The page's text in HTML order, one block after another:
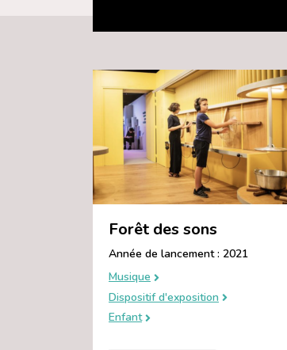
Forêt des sons
Année de lancement : 2021
Musique
Dispositif d'exposition
Enfant